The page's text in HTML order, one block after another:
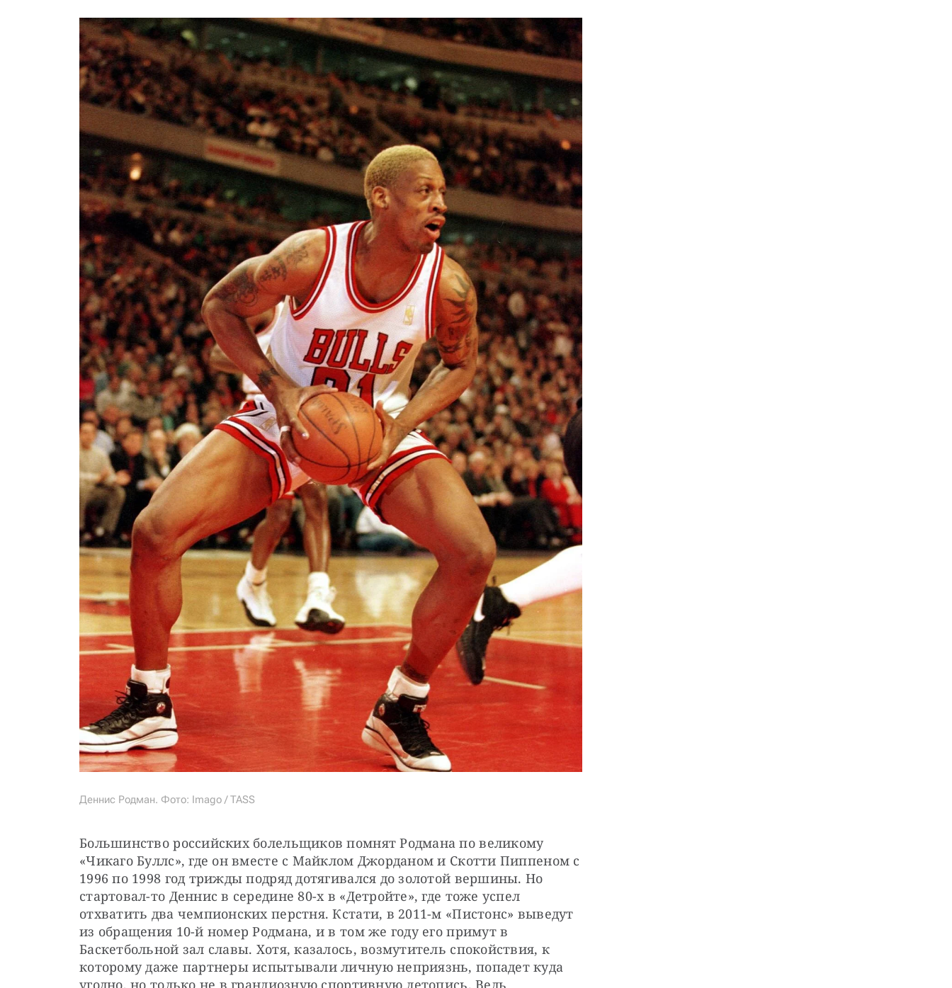
Деннис Родман. Фото: Imago / TASS
Большинство российских болельщиков помнят Родмана по великому
«Чикаго Буллс», где он вместе с Майклом Джорданом и Скотти Пиппеном с
1996 по 1998 год трижды подряд дотягивался до золотой вершины. Но
стартовал-то Деннис в середине 80-х в «Детройте», где тоже успел
отхватить два чемпионских перстня. Кстати, в 2011-м «Пистонс» выведут
из обращения 10-й номер Родмана, и в том же году его примут в
Баскетбольной зал славы. Хотя, казалось, возмутитель спокойствия, к
которому даже партнеры испытывали личную неприязнь, попадет куда